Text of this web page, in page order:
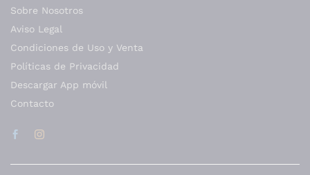
Sobre Nosotros
Aviso Legal
Condiciones de Uso y Venta
Políticas de Privacidad
Descargar App móvil
Contacto